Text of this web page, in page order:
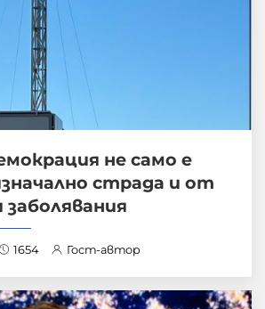
не само е
страда и от
1654 Гост-автор